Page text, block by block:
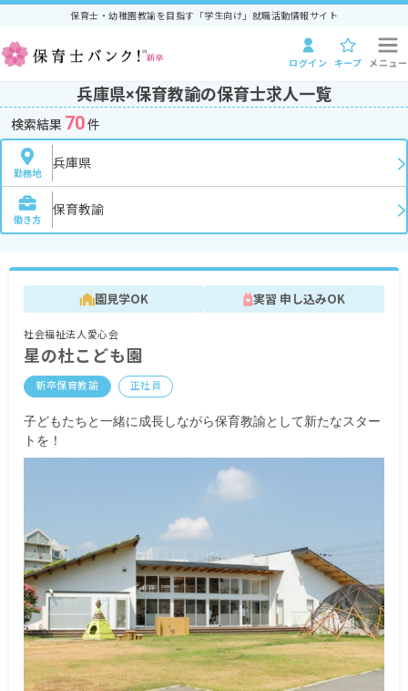
保育士・幼稚園教諭を目指す「学生向け」就職活動情報サイト
ログイン キープ メニュー
兵庫県×保育教諭の保育士求人一覧
検索結果 70件
勤務地
兵庫県
働き方
保育教諭
園見学OK 実習 申し込みOK
社会福祉法人愛心会
星の杜こども園
新卒保育教諭 正社員
子どもたちと一緒に成長しながら保育教諭として新たなスター
トを！